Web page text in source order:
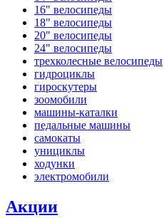
16" велосипеды
18" велосипеды
20" велосипеды
24" велосипеды
трехколесные велосипеды
гидроциклы
гироскутеры
зоомобили
машины-каталки
педальные машины
самокаты
унициклы
ходунки
электромобили
Акции